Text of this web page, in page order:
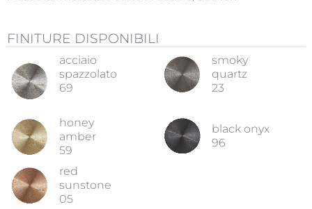
FINITURE DISPONIBILI
acciaio
spazzolato
69
smoky
quartz
23
honey
amber
59
black onyx
96
red
sunstone
05